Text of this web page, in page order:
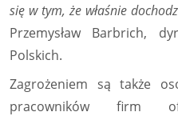
się w tym, że właśnie
Przemysław Barbrich,
Polskich.
Zagrożeniem są także
pracowników firm